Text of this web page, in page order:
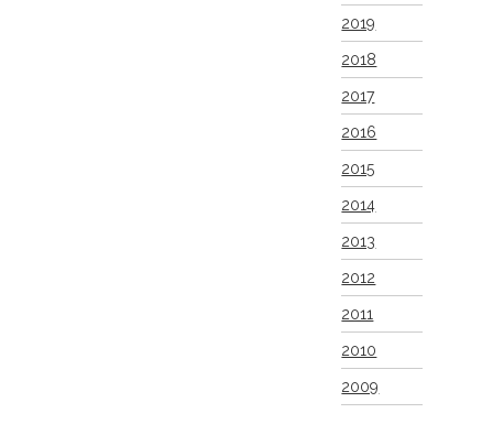
2019
2018
2017
2016
2015
2014
2013
2012
2011
2010
2009